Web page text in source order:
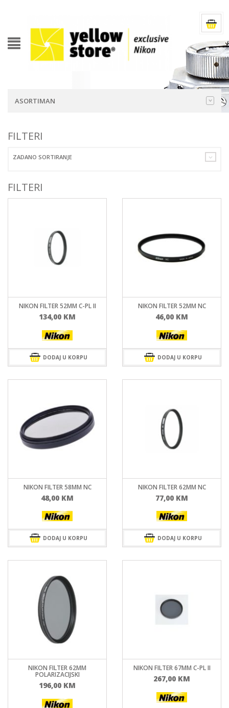
ASORTIMAN
FILTERI
ZADANO SORTIRANJE
FILTERI
NIKON FILTER 52MM C-PL II
134,00 KM
DODAJ U KORPU
NIKON FILTER 52MM NC
46,00 KM
DODAJ U KORPU
NIKON FILTER 58MM NC
48,00 KM
DODAJ U KORPU
NIKON FILTER 62MM NC
77,00 KM
DODAJ U KORPU
NIKON FILTER 62MM
POLARIZACIJSKI
196,00 KM
NIKON FILTER 67MM C-PL II
267,00 KM